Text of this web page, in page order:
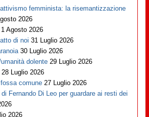
femminista: la risemantizzazione
2026
1 Agosto 2026
di noi 31 Luglio 2026
30 Luglio 2026
dolente 29 Luglio 2026
28 Luglio 2026
fossa comune 27 Luglio 2026
di Fernando Di Leo per guardare ai resti dei
2026